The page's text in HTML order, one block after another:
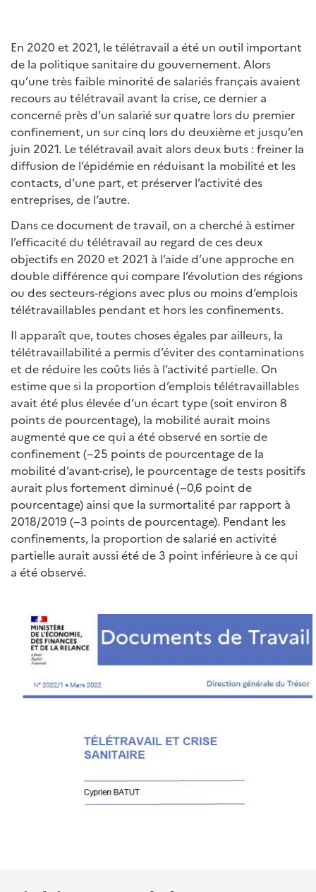
En 2020 et 2021, le télétravail a été un outil important
de la politique sanitaire du gouvernement. Alors
qu’une très faible minorité de salariés français avaient
recours au télétravail avant la crise, ce dernier a
concerné près d’un salarié sur quatre lors du premier
confinement, un sur cinq lors du deuxième et jusqu’en
juin 2021. Le télétravail avait alors deux buts : freiner la
diffusion de l’épidémie en réduisant la mobilité et les
contacts, d’une part, et préserver l’activité des
entreprises, de l’autre.
Dans ce document de travail, on a cherché à estimer
l’efficacité du télétravail au regard de ces deux
objectifs en 2020 et 2021 à l’aide d’une approche en
double différence qui compare l’évolution des régions
ou des secteurs-régions avec plus ou moins d’emplois
télétravaillables pendant et hors les confinements.
Il apparaît que, toutes choses égales par ailleurs, la
télétravaillabilité a permis d’éviter des contaminations
et de réduire les coûts liés à l’activité partielle. On
estime que si la proportion d’emplois télétravaillables
avait été plus élevée d’un écart type (soit environ 8
points de pourcentage), la mobilité aurait moins
augmenté que ce qui a été observé en sortie de
confinement (−25 points de pourcentage de la
mobilité d’avant-crise), le pourcentage de tests positifs
aurait plus fortement diminué (−0,6 point de
pourcentage) ainsi que la surmortalité par rapport à
2018/2019 (−3 points de pourcentage). Pendant les
confinements, la proportion de salarié en activité
partielle aurait aussi été de 3 point inférieure à ce qui
a été observé.